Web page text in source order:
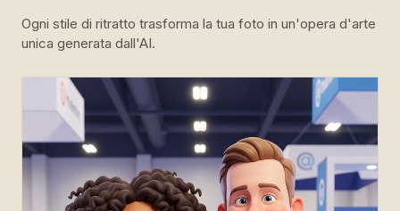
Ogni stile di ritratto trasforma la tua foto in un'opera d'arte
unica generata dall'AI.